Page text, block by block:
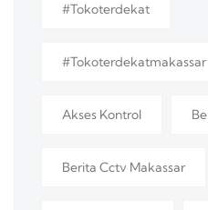
#tokoterdekat
#tokoterdekatmakassar
Akses Kontrol
Berita Cctv Makassar